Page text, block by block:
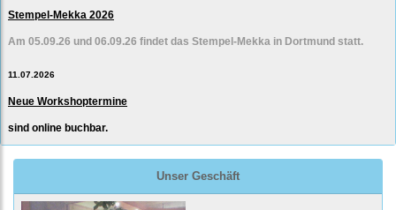
Stempel-Mekka 2026
Am 05.09.26 und 06.09.26 findet das Stempel-Mekka in Dortmund statt.
11.07.2026
Neue Workshoptermine
sind online buchbar.
Unser Geschäft